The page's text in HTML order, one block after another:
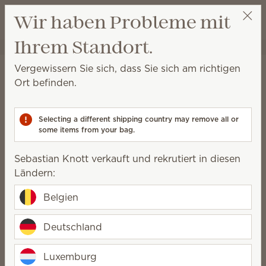
Wunschliste
Warenkorb
Sebastian Knott Party auswählen
Reinigung
alles dazwischen.
Vollendete Sauberkeit
Sorgen Sie ganz ohne Phosphate,
Farbstoffe, Ammoniak, Chlor oder
Bleichmittel für perfekte
Wir haben Probleme mit
Ihrem Standort.
Vergewissern Sie sich, dass Sie sich am richtigen
Ort befinden.
Selecting a different shipping country may remove all or
some items from your bag.
Sebastian Knott verkauft und rekrutiert in diesen
Ländern:
Belgien
Deutschland
Luxemburg